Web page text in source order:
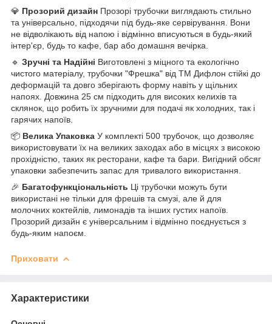
💎 Прозорий дизайн Прозорі трубочки виглядають стильно
та універсально, підходячи під будь-яке сервірування. Вони
не відволікають від напою і відмінно вписуються в будь-який
інтер'єр, будь то кафе, бар або домашня вечірка.
🔹 Зручні та Надійні Виготовлені з міцного та екологічно
чистого матеріалу, трубочки "Фрешка" від ТМ Дифлон стійкі до
деформацій та довго зберігають форму навіть у щільних
напоях. Довжина 25 см підходить для високих келихів та
склянок, що робить їх зручними для подачі як холодних, так і
гарячих напоїв.
📦 Велика Упаковка У комплекті 500 трубочок, що дозволяє
використовувати їх на великих заходах або в місцях з високою
прохідністю, таких як ресторани, кафе та бари. Вигідний обсяг
упаковки забезпечить запас для тривалого використання.
🎉 Багатофункціональність Ці трубочки можуть бути
використані не тільки для фрешів та смузі, але й для
молочних коктейлів, лимонадів та інших густих напоїв.
Прозорий дизайн є універсальним і відмінно поєднується з
будь-яким напоєм.
Приховати
Характеристики